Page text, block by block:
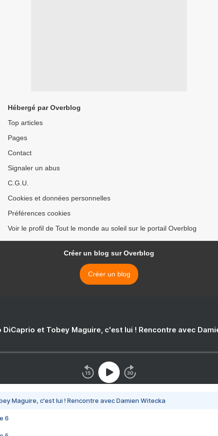
Hébergé par Overblog
Top articles
Pages
Contact
Signaler un abus
C.G.U.
Cookies et données personnelles
Préférences cookies
Voir le profil de Tout le monde au soleil sur le portail Overblog
Créer un blog sur Overblog
Créer un blog
DiCaprio et Tobey Maguire, c'est lui ! Rencontre avec
Maguire, c'est lui ! Rencontre avec Damien Witecka
6